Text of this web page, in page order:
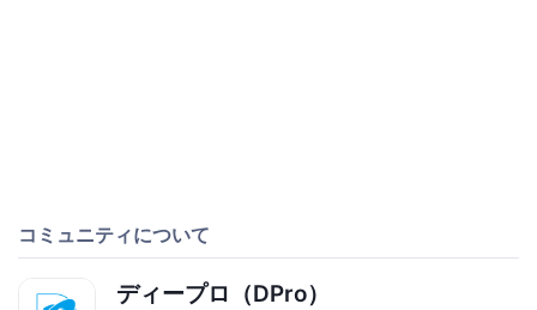
コミュニティについて
ディープロ（DPro）